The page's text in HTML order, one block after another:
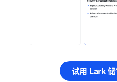
试用 Lark